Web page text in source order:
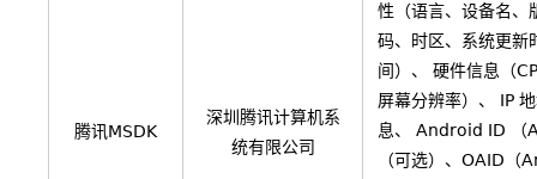
腾讯MSDK
深圳腾讯计算机系
统有限公司
性（语言、设备名、
码、时区、系统更新
间）、 硬件信息（
屏幕分辨率）、 IP
息、 Android ID （
（可选）、OAID（